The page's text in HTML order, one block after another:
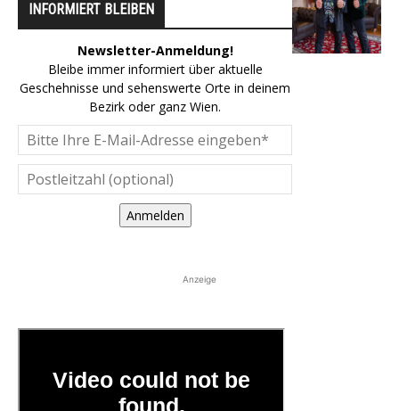
INFORMIERT BLEIBEN
Newsletter-Anmeldung!
Bleibe immer informiert über aktuelle
Geschehnisse und sehenswerte Orte in deinem
Bezirk oder ganz Wien.
Anmelden
Anzeige